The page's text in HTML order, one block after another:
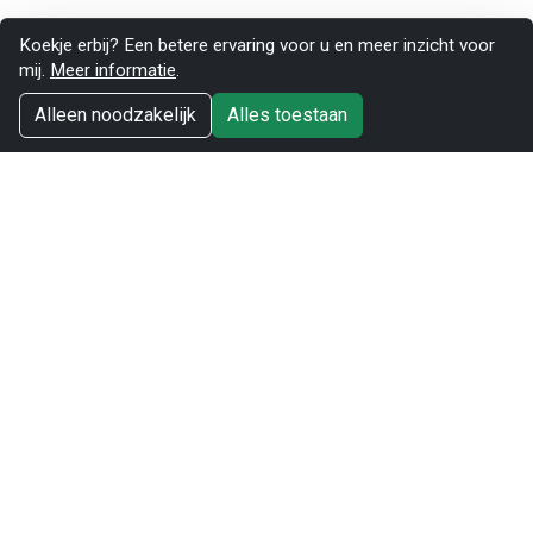
Koekje erbij? Een betere ervaring voor u en meer inzicht voor
mij. Meer informatie.
Alleen noodzakelijk Alles toestaan